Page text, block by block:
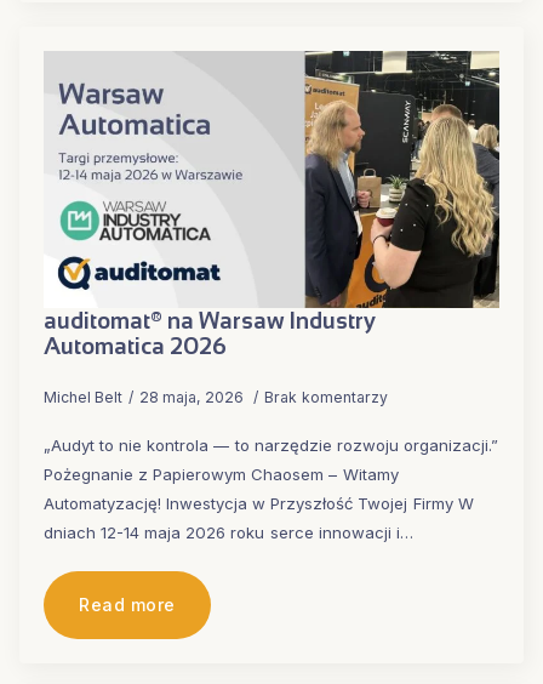
auditomat® na Warsaw Industry
Automatica 2026
Michel Belt 28 maja, 2026 Brak komentarzy
„Audyt to nie kontrola — to narzędzie rozwoju organizacji.”
Pożegnanie z Papierowym Chaosem – Witamy
Automatyzację! Inwestycja w Przyszłość Twojej Firmy W
dniach 12-14 maja 2026 roku serce innowacji i…
Read more